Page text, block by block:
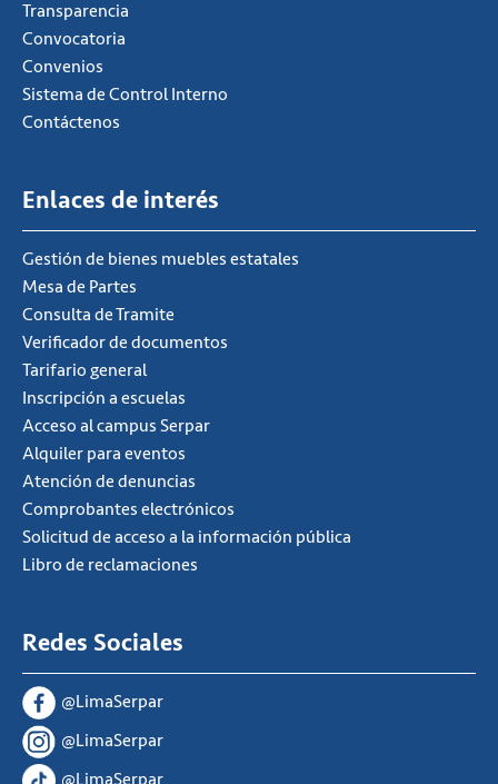
Transparencia
Convocatoria
Convenios
Sistema de Control Interno
Contáctenos
Enlaces de interés
Gestión de bienes muebles estatales
Mesa de Partes
Consulta de Tramite
Verificador de documentos
Tarifario general
Inscripción a escuelas
Acceso al campus Serpar
Alquiler para eventos
Atención de denuncias
Comprobantes electrónicos
Solicitud de acceso a la información pública
Libro de reclamaciones
Redes Sociales
@LimaSerpar
@LimaSerpar
@LimaSerpar